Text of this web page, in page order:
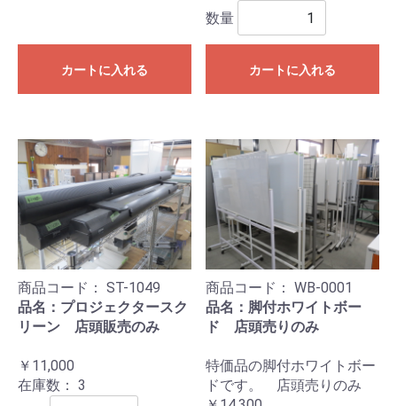
カートに入れる
数量
カートに入れる
商品コード： ST-1049
品名：プロジェクタースク
リーン 店頭販売のみ
￥11,000
在庫数： 3
商品コード： WB-0001
品名：脚付ホワイトボー
ド 店頭売りのみ
特価品の脚付ホワイトボー
ドです。 店頭売りのみ